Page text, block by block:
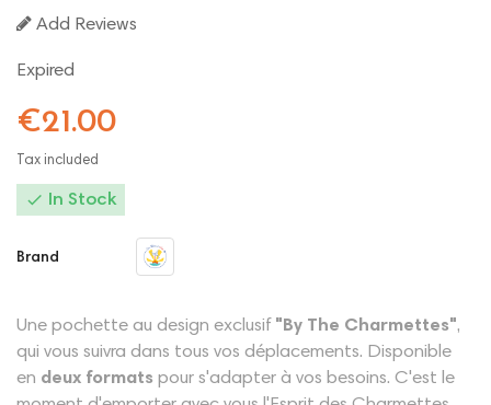
Add Reviews
Expired
€21.00
Tax included
 In Stock
Brand
Une pochette au design exclusif "By The Charmettes",
qui vous suivra dans tous vos déplacements. Disponible
en deux formats pour s'adapter à vos besoins. C'est le